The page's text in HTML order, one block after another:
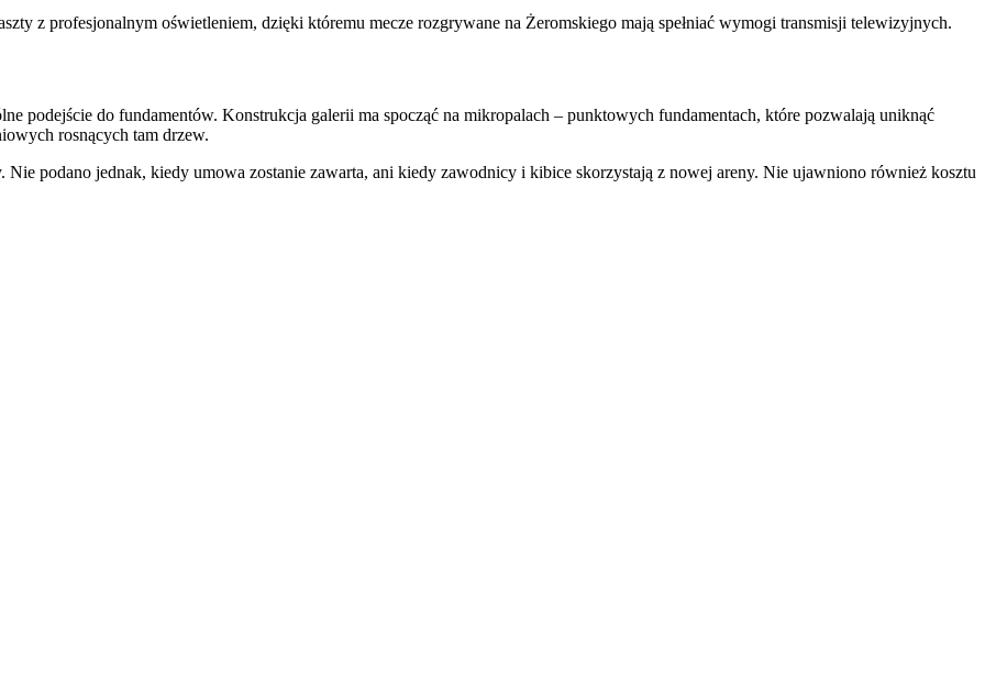
z profesjonalnym oświetleniem, dzięki któremu mecze rozgrywane na Żeromskiego mają spełniać wymogi transmisji telewizyjnych.
podejście do fundamentów. Konstrukcja galerii ma spocząć na mikropalach – punktowych fundamentach, które pozwalają uniknąć
rosnących tam drzew.
Nie podano jednak, kiedy umowa zostanie zawarta, ani kiedy zawodnicy i kibice skorzystają z nowej areny. Nie ujawniono również kosztu